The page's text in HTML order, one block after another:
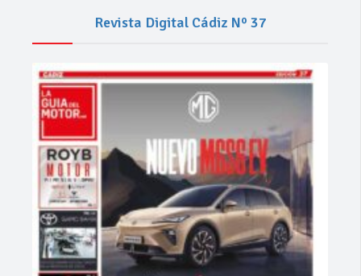
Revista Digital Cádiz Nº 37